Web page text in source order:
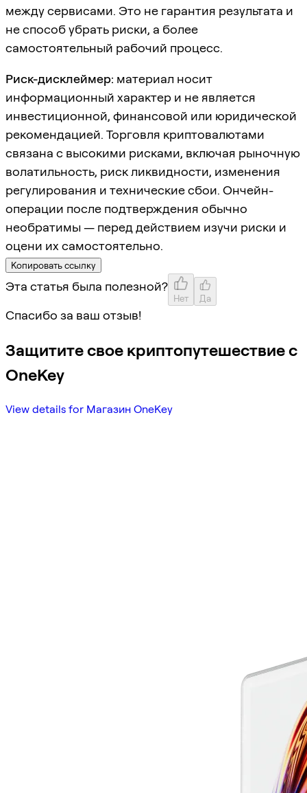
между сервисами. Это не гарантия результата и
не способ убрать риски, а более
самостоятельный рабочий процесс.
Риск-дисклеймер: материал носит
информационный характер и не является
инвестиционной, финансовой или юридической
рекомендацией. Торговля криптовалютами
связана с высокими рисками, включая рыночную
волатильность, риск ликвидности, изменения
регулирования и технические сбои. Ончейн-
операции после подтверждения обычно
необратимы — перед действием изучи риски и
оцени их самостоятельно.
Копировать ссылку
Эта статья была полезной?
Нет Да
Спасибо за ваш отзыв!
Защитите свое криптопутешествие с
OneKey
View details for Магазин OneKey